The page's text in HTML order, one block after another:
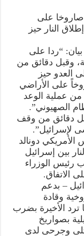
صاروخا
على
إسرائيل
قبيل
وقف
إطلاق
والضربات
درس
تاريخي
لن
العدو
مغلقة
أعلنت إيران، الثلاثاء، أنها أطلقت 14 صاروخا على
النار حيز
“ردا على
وقبل دقائق من
العدو حيز
الحرس الثوري 14 صاروخاً على الأراضي
من عملية الوعد
دقائق من وقف
لإسرائيل”.
الأمريكي دونالد
بين إسرائيل
رئيس الوزراء
الاتفاق.
– بدعم
وقادة
ترد الأخيرة بضرب
بصواريخ
وجرحى لدى